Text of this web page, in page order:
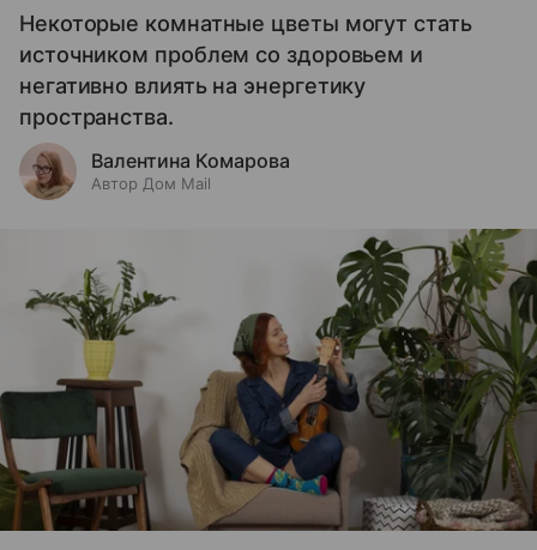
Некоторые комнатные цветы могут стать
источником проблем со здоровьем и
негативно влиять на энергетику
пространства.
Валентина Комарова
Автор Дом Mail